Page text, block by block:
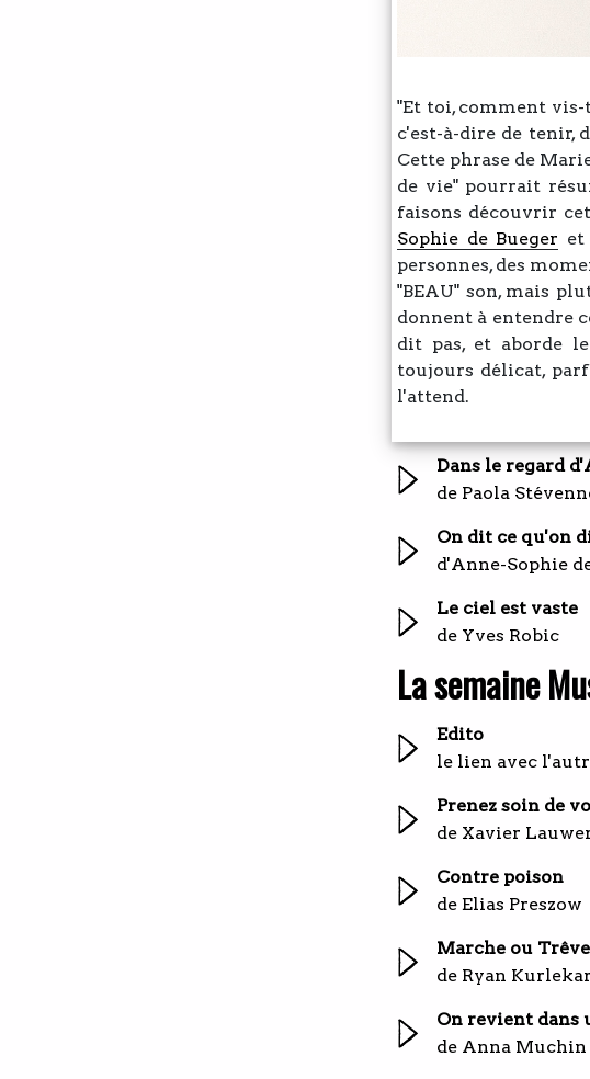
"Et toi, comment
c'est-à-dire de tenir,
Cette phrase de
de vie" pourrait
faisons découvrir
Sophie de Bueger et
personnes, des
"BEAU" son, mais
donnent à entendre
dit pas, et aborde
toujours délicat,
l'attend.
Dans le regard
de Paola
On dit ce qu'on
d'Anne-Sophie
Le ciel est vaste
de Yves Robic
La semaine
Edito
le lien avec
Prenez soin de
de Xavier
Contre poison
de Elias Preszow
Marche ou Trêve
de Ryan Kurlekar
On revient dans
de Anna Muchin